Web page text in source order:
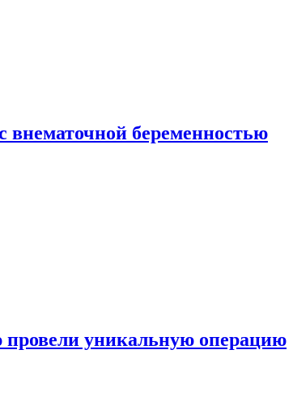
беременностью
уникальную операцию